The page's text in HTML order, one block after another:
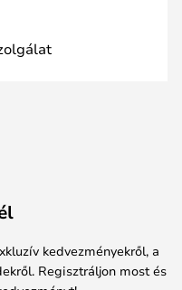
kedvezményekről, a
Regisztráljon most és